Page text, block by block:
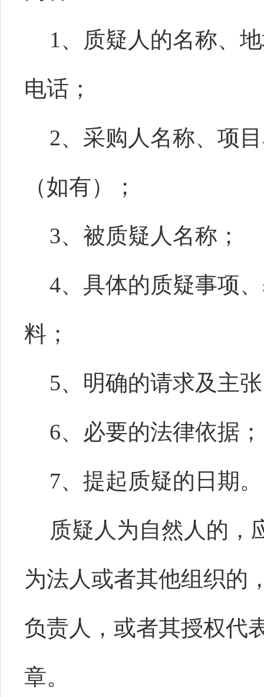
1、质疑人的名称、
电话；
2、采购人名称、项
（如有）；
3、被质疑人名称；
4、具体的质疑事项
料；
5、明确的请求及主
6、必要的法律依据；
7、提起质疑的日期。
质疑人为自然人的，
为法人或者其他组织的
负责人，或者其授权代
章。